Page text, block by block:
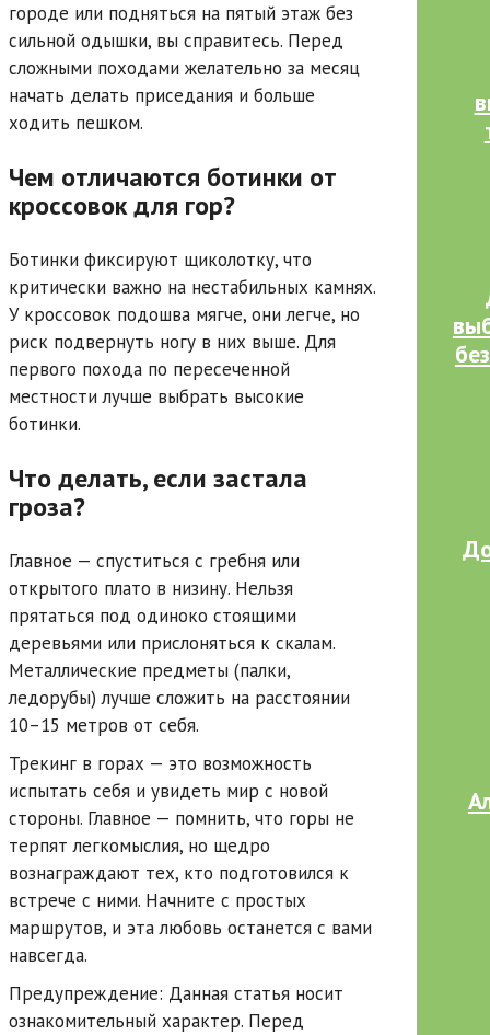
городе или подняться на пятый этаж без
сильной одышки, вы справитесь. Перед
сложными походами желательно за месяц
начать делать приседания и больше
ходить пешком.
Чем отличаются ботинки от
кроссовок для гор?
Ботинки фиксируют щиколотку, что
критически важно на нестабильных камнях.
У кроссовок подошва мягче, они легче, но
риск подвернуть ногу в них выше. Для
первого похода по пересеченной
местности лучше выбрать высокие
ботинки.
Что делать, если застала
гроза?
Главное — спуститься с гребня или
открытого плато в низину. Нельзя
прятаться под одиноко стоящими
деревьями или прислоняться к скалам.
Металлические предметы (палки,
ледорубы) лучше сложить на расстоянии
10–15 метров от себя.
Трекинг в горах — это возможность
испытать себя и увидеть мир с новой
стороны. Главное — помнить, что горы не
терпят легкомыслия, но щедро
вознаграждают тех, кто подготовился к
встрече с ними. Начните с простых
маршрутов, и эта любовь останется с вами
навсегда.
Предупреждение: Данная статья носит
ознакомительный характер. Перед